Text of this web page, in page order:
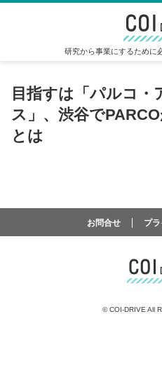
研究から事業にするために
目指すは「パルコ・
ス」、渋谷で
とは
お問合せ プ
©COI-DRIVE All